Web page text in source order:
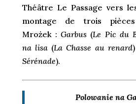
Théâtre Le Passage vers
montage de trois
Mrożek :Garbus (Le Pic du
na lisa(La Chasse au renard
Sérénade).
Polowanie na